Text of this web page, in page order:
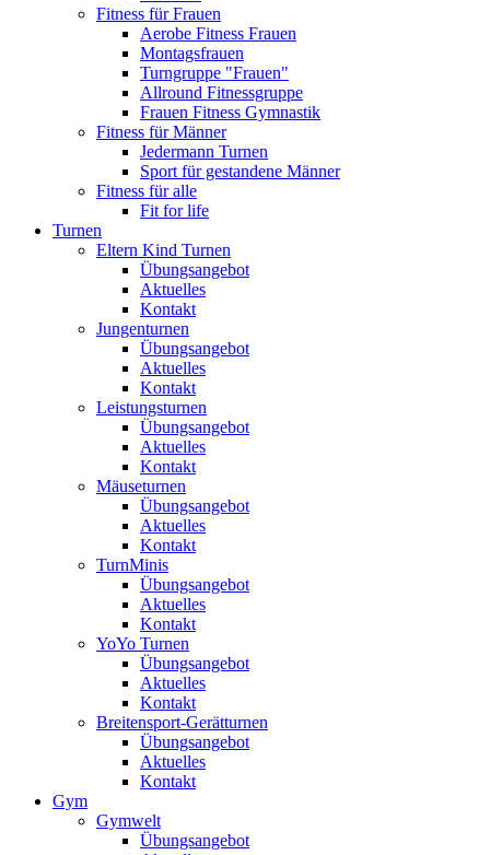
Fitness für Frauen
Aerobe Fitness Frauen
Montagsfrauen
Turngruppe "Frauen"
Allround Fitnessgruppe
Frauen Fitness Gymnastik
Fitness für Männer
Jedermann Turnen
Sport für gestandene Männer
Fitness für alle
Fit for life
Turnen
Eltern Kind Turnen
Übungsangebot
Aktuelles
Kontakt
Jungenturnen
Übungsangebot
Aktuelles
Kontakt
Leistungsturnen
Übungsangebot
Aktuelles
Kontakt
Mäuseturnen
Übungsangebot
Aktuelles
Kontakt
TurnMinis
Übungsangebot
Aktuelles
Kontakt
YoYo Turnen
Übungsangebot
Aktuelles
Kontakt
Breitensport-Gerätturnen
Übungsangebot
Aktuelles
Kontakt
Gym
Gymwelt
Übungsangebot